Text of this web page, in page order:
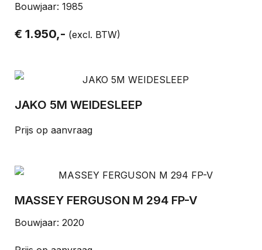
Bouwjaar: 1985
€ 1.950,- (excl. BTW)
JAKO 5M WEIDESLEEP
Prijs op aanvraag
MASSEY FERGUSON M 294 FP-V
Bouwjaar: 2020